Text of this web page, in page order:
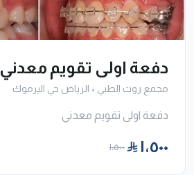
دفعة اولى تقويم معدني
مجمع روت الطبي • الرياض حي اليرموك
دفعة اولى تقويم معدني
١٬٥٠٠ ١٬٥٠٠